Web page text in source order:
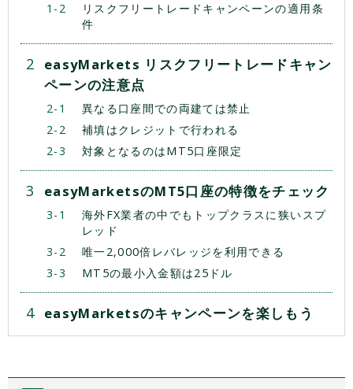
リスクフリートレードキャンペーンの適用条
件
easyMarkets リスクフリートレードキャン
ペーンの注意点
異なる口座間での両建ては禁止
補填はクレジットで行われる
対象となるのはMT5口座限定
easyMarketsのMT5口座の特徴をチェック
海外FX業者の中でもトップクラスに狭いスプ
レッド
唯一2,000倍レバレッジを利用できる
MT5の最小入金額は25ドル
easyMarketsのキャンペーンを楽しもう